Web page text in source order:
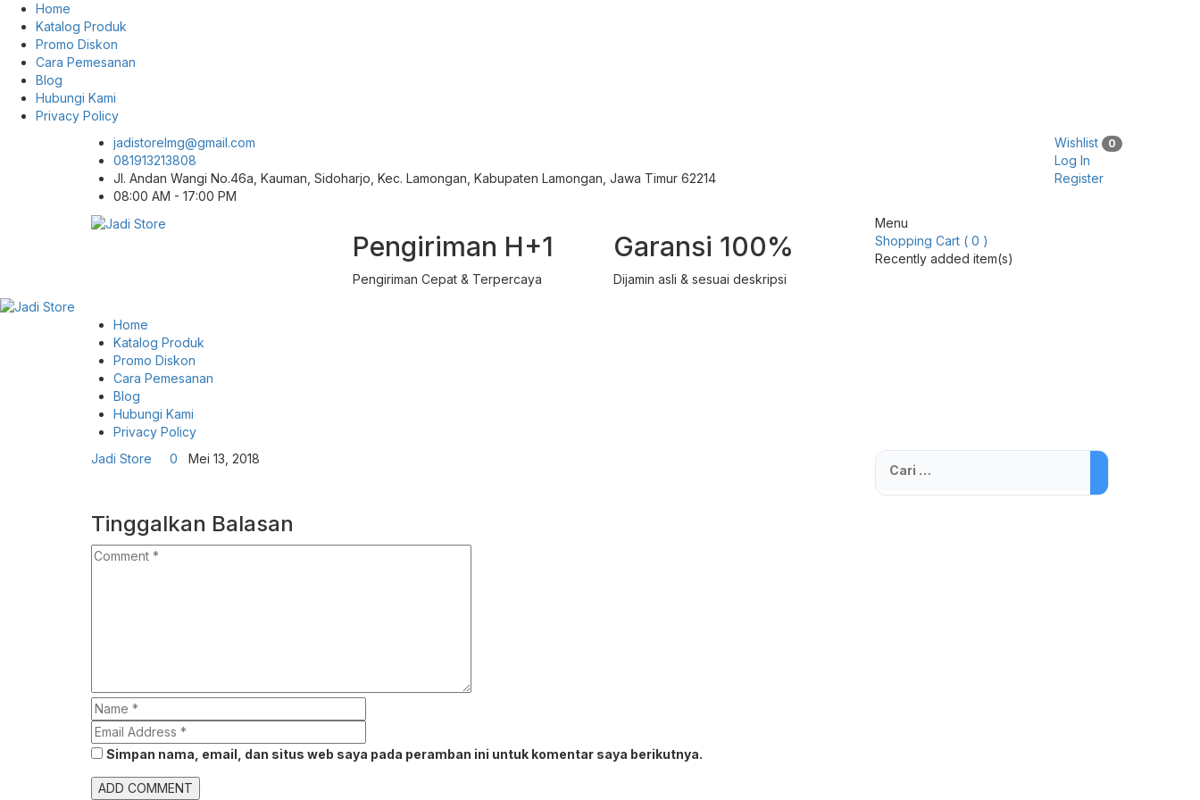
Home
Katalog Produk
Promo Diskon
Cara Pemesanan
Blog
Hubungi Kami
Privacy Policy
jadistorelmg@gmail.com
081913213808
Jl. Andan Wangi No.46a, Kauman, Sidoharjo, Kec. Lamongan, Kabupaten Lamongan, Jawa Timur 62214
08:00 AM - 17:00 PM
Wishlist 0
Log In
Register
Pengiriman H+1
Pengiriman Cepat & Terpercaya
Garansi 100%
Dijamin asli & sesuai deskripsi
Menu
Shopping Cart ( 0 )
Recently added item(s)
Home
Katalog Produk
Promo Diskon
Cara Pemesanan
Blog
Hubungi Kami
Privacy Policy
Jadi Store
0 Mei 13, 2018
Tinggalkan Balasan
Simpan nama, email, dan situs web saya pada peramban ini untuk komentar saya berikutnya.
Cari
untuk: